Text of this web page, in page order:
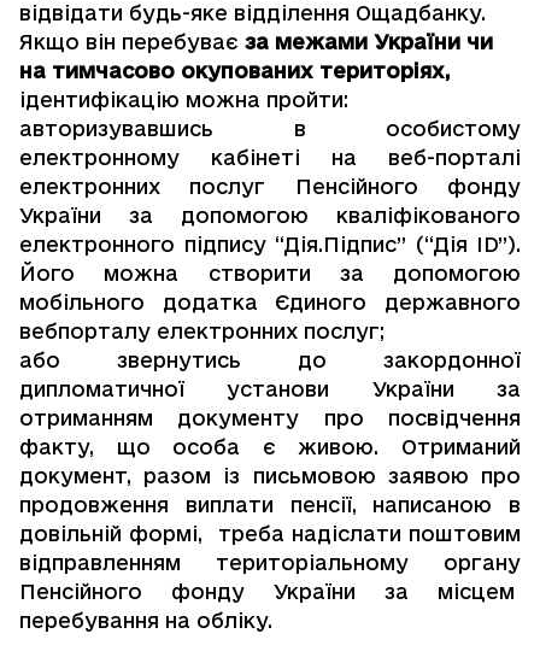
відвідати будь-яке відділення Ощадбанку.
Якщо він перебуває за межами України чи
на тимчасово окупованих територіях,
ідентифікацію можна пройти:
авторизувавшись в особистому
електронному кабінеті на веб-порталі
електронних послуг Пенсійного фонду
України за допомогою кваліфікованого
електронного підпису “Дія.Підпис” (“Дія ID”).
Його можна створити за допомогою
мобільного додатка Єдиного державного
вебпорталу електронних послуг;
або звернутись до закордонної
дипломатичної установи України за
отриманням документу про посвідчення
факту, що особа є живою. Отриманий
документ, разом із письмовою заявою про
продовження виплати пенсії, написаною в
довільній формі, треба надіслати поштовим
відправленням територіальному органу
Пенсійного фонду України за місцем
перебування на обліку.